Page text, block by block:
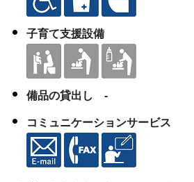
子育て支援設備
備品の貸出し -
コミュニケーションサービス